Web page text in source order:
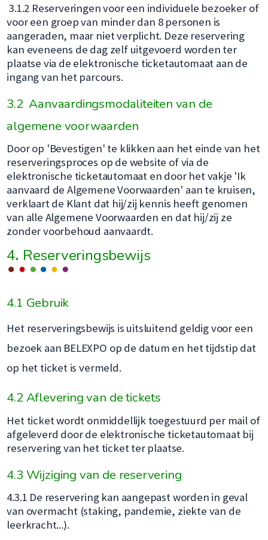
3.1.2 Reserveringen voor een individuele bezoeker of
voor een groep van minder dan 8 personen is
aangeraden, maar niet verplicht. Deze reservering
kan eveneens de dag zelf uitgevoerd worden ter
plaatse via de elektronische ticketautomaat aan de
ingang van het parcours.
3.2 Aanvaardingsmodaliteiten van de
algemene voorwaarden
Door op 'Bevestigen' te klikken aan het einde van het
reserveringsproces op de website of via de
elektronische ticketautomaat en door het vakje 'Ik
aanvaard de Algemene Voorwaarden' aan te kruisen,
verklaart de Klant dat hij/zij kennis heeft genomen
van alle Algemene Voorwaarden en dat hij/zij ze
zonder voorbehoud aanvaardt.
4. Reserveringsbewijs
4.1 Gebruik
Het reserveringsbewijs is uitsluitend geldig voor een
bezoek aan BELEXPO op de datum en het tijdstip dat
op het ticket is vermeld.
4.2 Aflevering van de tickets
Het ticket wordt onmiddellijk toegestuurd per mail of
afgeleverd door de elektronische ticketautomaat bij
reservering van het ticket ter plaatse.
4.3 Wijziging van de reservering
4.3.1 De reservering kan aangepast worden in geval
van overmacht (staking, pandemie, ziekte van de
leerkracht...).